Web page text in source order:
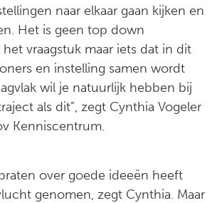
naar elkaar gaan kijken en
Het is geen top down
vraagstuk maar iets dat in dit
en instelling samen wordt
wil je natuurlijk hebben bij
als dit”, zegt Cynthia Vogeler
Kenniscentrum.
over goede ideeën heeft
genomen, zegt Cynthia. Maar